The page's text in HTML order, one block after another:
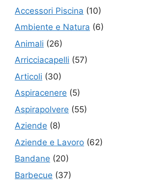
Accessori Piscina (10)
Ambiente e Natura (6)
Animali (26)
Arricciacapelli (57)
Articoli (30)
Aspiracenere (5)
Aspirapolvere (55)
Aziende (8)
Aziende e Lavoro (62)
Bandane (20)
Barbecue (37)